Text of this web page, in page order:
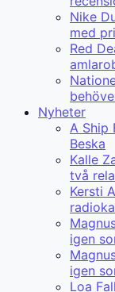
Nike
med
Red
Nyheter
A Ship
Beska
Kalle
två
Kersti
igen
igen
Loa